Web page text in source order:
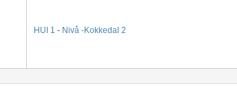
HUI 1 - Nivå -Kokkedal 2